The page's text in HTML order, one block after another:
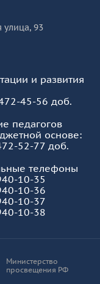
улица, 93
и развития
45-56 доб.
педагогов
основе:
52-77 доб.
телефоны
10-35
10-36
10-37
10-38
Министерство
просвещения РФ